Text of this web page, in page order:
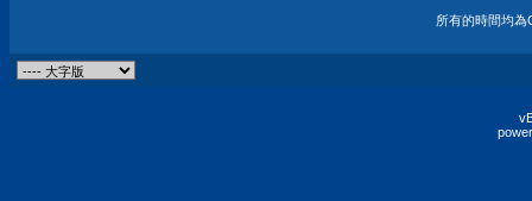
所有的時間均為